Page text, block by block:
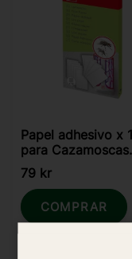
Papel adhesivo x
para Cazamoscas
adhesivo 4W
79 kr
COMPRAR